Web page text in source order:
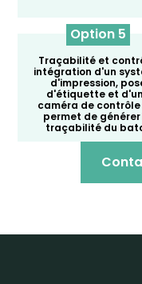
Option 5
Traçabilité et
intégration d'un
d'impression,
d'étiquette et
caméra de
permet de
traçabilité du